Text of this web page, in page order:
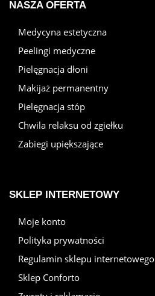
NASZA OFERTA
Medycyna estetyczna
Peelingi medyczne
Pielęgnacja dłoni
Makijaż permanentny
Pielęgnacja stóp
Chwila relaksu od zgiełku
Zabiegi upiększające
SKLEP INTERNETOWY
Moje konto
Polityka prywatności
Regulamin sklepu internetowego
Sklep Conforto